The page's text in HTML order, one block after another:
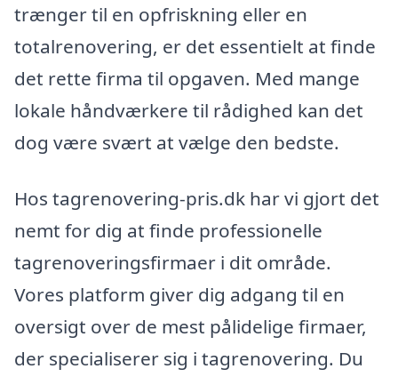
trænger til en opfriskning eller en
totalrenovering, er det essentielt at finde
det rette firma til opgaven. Med mange
lokale håndværkere til rådighed kan det
dog være svært at vælge den bedste.
Hos tagrenovering-pris.dk har vi gjort det
nemt for dig at finde professionelle
tagrenoveringsfirmaer i dit område.
Vores platform giver dig adgang til en
oversigt over de mest pålidelige firmaer,
der specialiserer sig i tagrenovering. Du